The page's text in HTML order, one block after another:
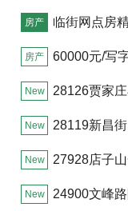
房产 临街网点房
新世界大厦
房产 60000元/写
New 28126贾家
New 28119新昌
New 27928店子
New 24900文峰